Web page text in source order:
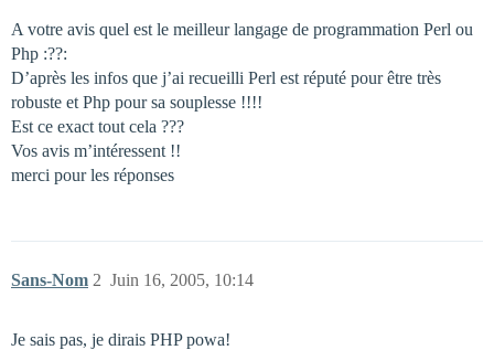
A votre avis quel est le meilleur langage de programmation Perl ou
Php :??:
D’après les infos que j’ai recueilli Perl est réputé pour être très
robuste et Php pour sa souplesse !!!!
Est ce exact tout cela ???
Vos avis m’intéressent !!
merci pour les réponses
Sans-Nom Juin 16, 2005, 10:14
2
Je sais pas, je dirais PHP powa!